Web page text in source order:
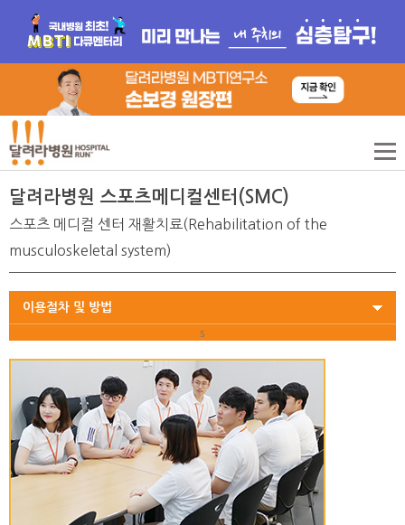
달려라병원 스포츠메디컬센터(SMC)
스포츠 메디컬 센터 재활치료(Rehabilitation of the
musculoskeletal system)
이용절차 및 방법
s